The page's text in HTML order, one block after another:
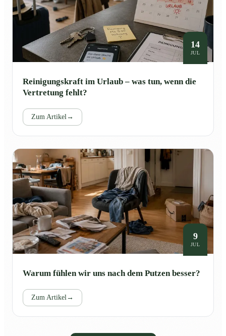
14
JUL
Reinigungskraft im Urlaub – was tun, wenn die
Vertretung fehlt?
Zum Artikel →
9
JUL
Warum fühlen wir uns nach dem Putzen besser?
Zum Artikel →